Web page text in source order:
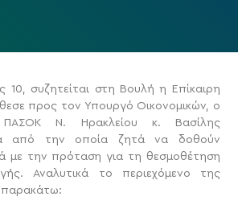
10, συζητείται στη Βουλή η Επίκαιρη
προς τον Υπουργό Οικονομικών, ο
ΠΑΣΟΚ Ν. Ηρακλείου κ. Βασίλης
από την οποία ζητά να δοθούν
με την πρόταση για τη θεσμοθέτηση
Αναλυτικά το περιεχόμενο της
παρακάτω: